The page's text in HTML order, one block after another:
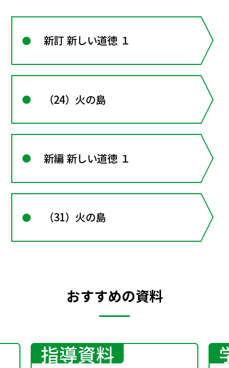
新訂 新しい道徳 １
（24）火の島
新編 新しい道徳 １
（31）火の島
おすすめの資料
指導資料